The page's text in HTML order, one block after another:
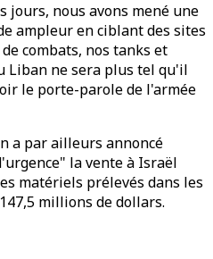
jours, nous avons mené une
ampleur en ciblant des sites
combats, nos tanks et
Liban ne sera plus tel qu'il
le porte-parole de l'armée
a par ailleurs annoncé
la vente à Israël
matériels prélevés dans les
millions de dollars.